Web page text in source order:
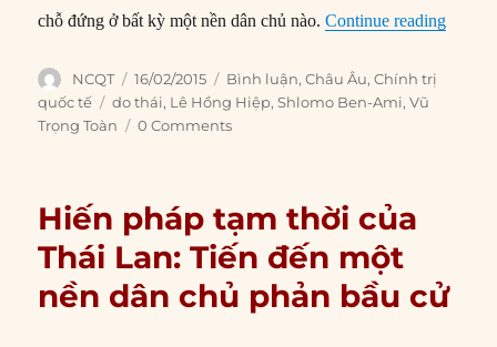
chỗ đứng ở bất kỳ một nền dân chủ nào.Continue reading“Sự
Author
NCQT
Posted
on
16/02/2015 Categories
Bình luận,Châu Âu,Chính trị
quốc tế
Tags
do thái, Lê Hồng Hiệp,Shlomo Ben-Ami,Vũ
Trọng Toàn
0 Comments
Hiến pháp tạm thời của
Thái Lan: Tiến đến một
nền dân chủ phản bầu cử